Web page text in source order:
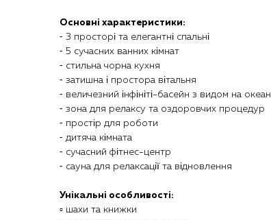
Основні характеристики:
⁃ 3 просторі та елегантні спальні
⁃ 5 сучасних ванних кімнат
⁃ стильна чорна кухня
⁃ затишна і простора вітальня
⁃ величезний інфініті-басейн з видом на океан
⁃ зона для релаксу та оздоровчих процедур
⁃ простір для роботи
⁃ дитяча кімната
⁃ сучасний фітнес-центр
⁃ сауна для релаксації та відновлення
Унікальні особливості:
▫️ шахи та книжки